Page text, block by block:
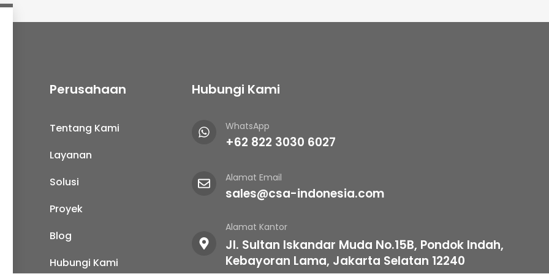
Perusahaan
Tentang Kami
Layanan
Solusi
Proyek
Blog
Hubungi Kami
Hubungi Kami
WhatsApp
+62 822 3030 6027
Alamat Email
sales@csa-indonesia.com
Alamat Kantor
Jl. Sultan Iskandar Muda No.15B, Pondok Indah,
Kebayoran Lama, Jakarta Selatan 12240